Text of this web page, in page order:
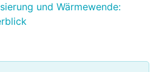
und Wärmewende: